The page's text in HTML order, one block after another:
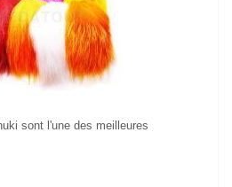
sont l'une des meilleures